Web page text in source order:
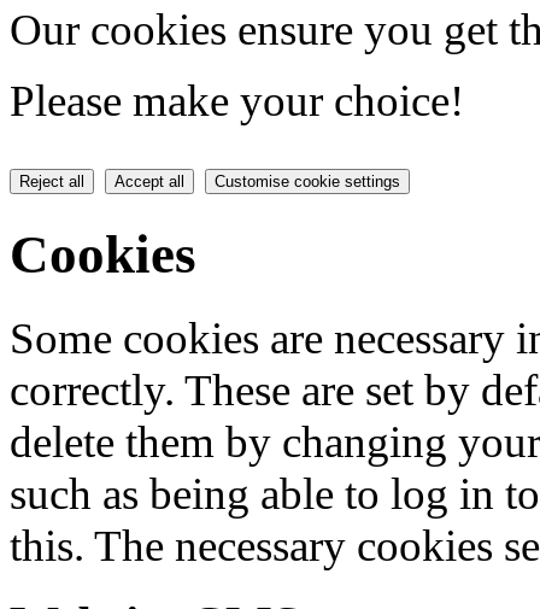
Our cookies ensure you get
Please make your choice!
Reject all Accept all Customise cookie settings
Cookies
Some cookies are
correctly. These are set by
delete them by changing
such as being able to log in
this. The necessary cookies